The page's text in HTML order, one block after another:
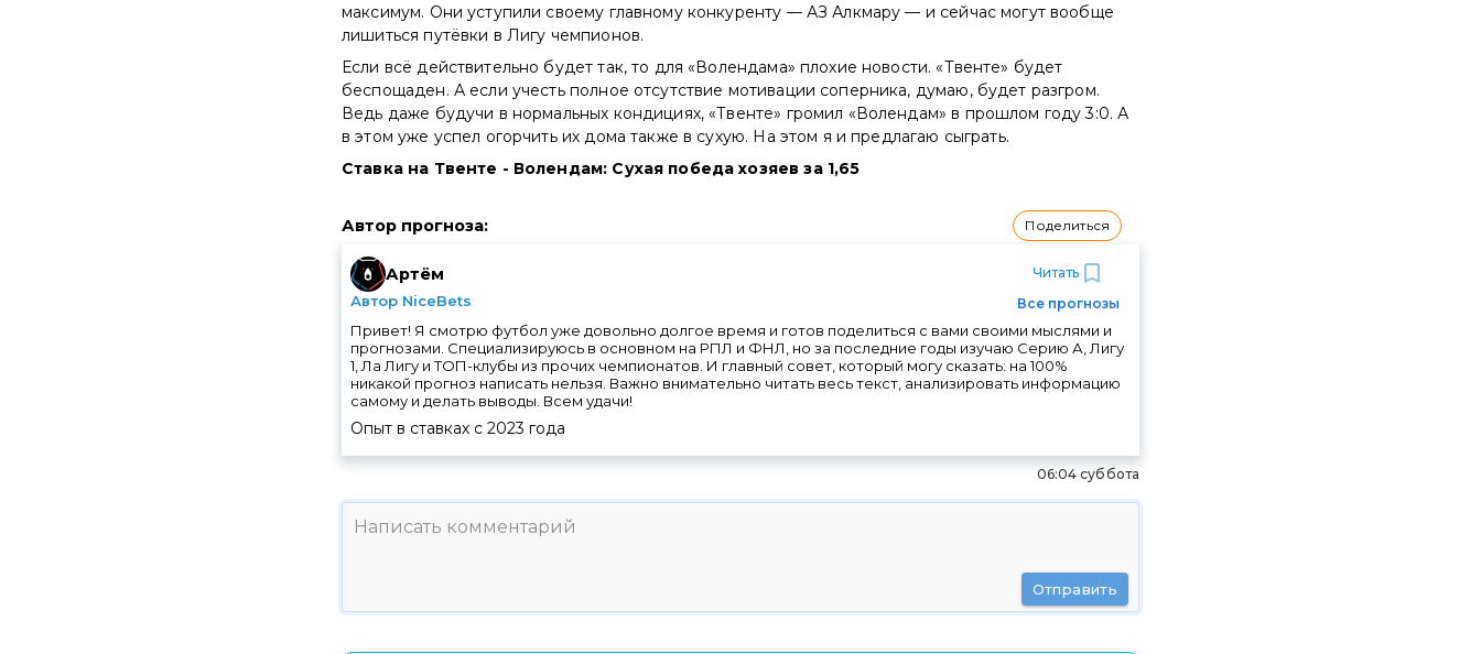
максимум. Они уступили своему главному конкуренту — АЗ Алкмару — и сейчас могут вообще
лишиться путёвки в Лигу чемпионов.
Если всё действительно будет так, то для «Волендама» плохие новости. «Твенте» будет
беспощаден. А если учесть полное отсутствие мотивации соперника, думаю, будет разгром.
Ведь даже будучи в нормальных кондициях, «Твенте» громил «Волендам» в прошлом году 3:0. А
в этом уже успел огорчить их дома также в сухую. На этом я и предлагаю сыграть.
Ставка на Твенте - Волендам: Сухая победа хозяев за 1,65
Автор прогноза: Поделиться
Артём
Автор NiceBets
Читать
Все прогнозы
Привет! Я смотрю футбол уже довольно долгое время и готов поделиться с вами своими мыслями и
прогнозами. Специализируюсь в основном на РПЛ и ФНЛ, но за последние годы изучаю Серию А, Лигу
1, Ла Лигу и ТОП-клубы из прочих чемпионатов. И главный совет, который могу сказать: на 100%
никакой прогноз написать нельзя. Важно внимательно читать весь текст, анализировать информацию
самому и делать выводы. Всем удачи!
Опыт в ставках с 2023 года
06:04 суббота
Отправить